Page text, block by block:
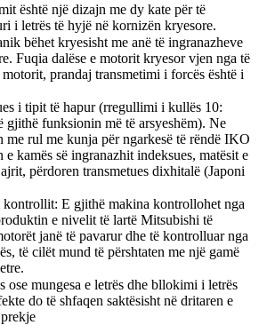
është një dizajn me dy kate për të
i letrës të hyjë në kornizën kryesore.
bëhet kryesisht me anë të ingranazheve
Fuqia dalëse e motorit kryesor vjen nga të
prandaj transmetimi i forcës është i
i tipit të hapur (rregullimi i kullës 10:
gjithë funksionin më të arsyeshëm). Ne
me rul me kunja për ngarkesë të rëndë IKO
kamës së ingranazhit indeksues, matësit e
përdoren transmetues dixhitalë (Japoni
E gjithë makina kontrollohet nga
e nivelit të lartë Mitsubishi të
janë të pavarur dhe të kontrolluar nga
të cilët mund të përshtaten me një gamë
mungesa e letrës dhe bllokimi i letrës
do të shfaqen saktësisht në dritaren e